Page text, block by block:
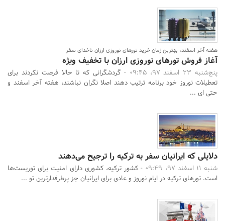
هفته آخر اسفند، بهترین زمان خرید تورهای نوروزی ارزان ناخدای سفر
آغاز فروش تورهای نوروزی ارزان با تخفیف ویژه
پنج‌شنبه 23 اسفند 97، 09:45 -
گردشگرانی که تا حالا فرصت نکردند برای
تعطیلات نوروز خود برنامه ترتیب دهند اصلا نگران نباشند، هفته آخر اسفند و
حتی ای ...
دلایلی که ایرانیان سفر به ترکیه را ترجیح می‌دهند
شنبه 11 اسفند 97، 09:49 -
کشور ترکیه، کشوری دارای امنیت برای توریست‌ها
است. تورهای ترکیه در ایام نوروز و عادی برای ایرانیان جز پرطرفدارترین تو ...